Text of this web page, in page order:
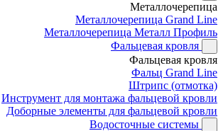
Металлочерепица
Металлочерепица Grand Line
Металлочерепица Металл Профиль
Фальцевая кровля
Фальцевая кровля
Фальц Grand Line
Штрипс (отмотка)
Инструмент для монтажа фальцевой кровли
Доборные элементы для фальцевой кровли
Водосточные системы